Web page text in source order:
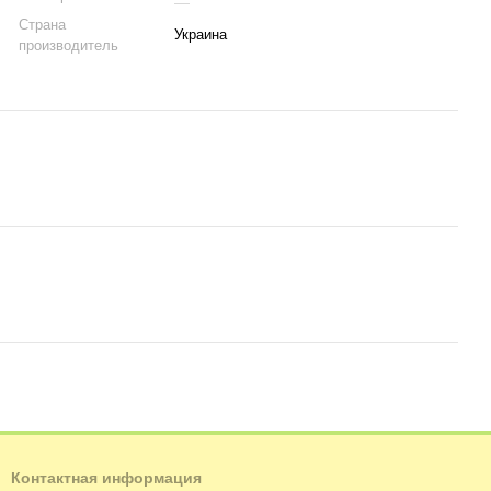
Страна
производитель
Украина
Контактная информация